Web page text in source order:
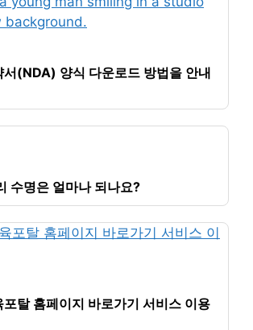
서(NDA) 양식 다운로드 방법을 안내
수명은 얼마나 되나요?
탈 홈페이지 바로가기 서비스 이용